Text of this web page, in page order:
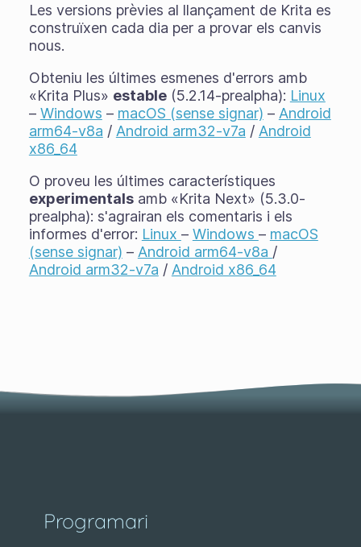
Les versions prèvies al llançament de Krita es
construïxen cada dia per a provar els canvis
nous.
Obteniu les últimes esmenes d'errors amb
«Krita Plus» estable(5.2.14-prealpha): Linux
– Windows – macOS (sense signar) – Android
arm64-v8a / Android arm32-v7a / Android
x86_64
O proveu les últimes característiques
experimentalsamb «Krita Next» (5.3.0-
prealpha): s'agrairan els comentaris i els
informes d'error: Linux – Windows – macOS
(sense signar) – Android arm64-v8a /
Android arm32-v7a / Android x86_64
Programari